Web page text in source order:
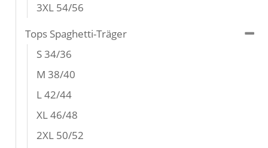
3XL 54/56
Tops Spaghetti-Träger
S 34/36
M 38/40
L 42/44
XL 46/48
2XL 50/52